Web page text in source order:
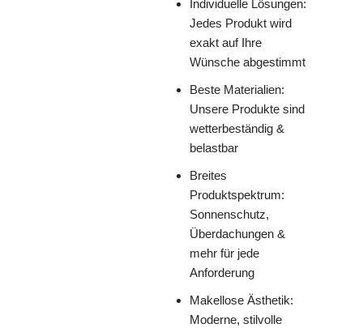
Individuelle Lösungen:
Jedes Produkt wird
exakt auf Ihre
Wünsche abgestimmt
Beste Materialien:
Unsere Produkte sind
wetterbeständig &
belastbar
Breites
Produktspektrum:
Sonnenschutz,
Überdachungen &
mehr für jede
Anforderung
Makellose Ästhetik:
Moderne, stilvolle